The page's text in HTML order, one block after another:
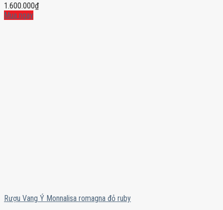
1.600.000₫
Mua ngay
Rượu Vang Ý Monnalisa romagna đỏ ruby